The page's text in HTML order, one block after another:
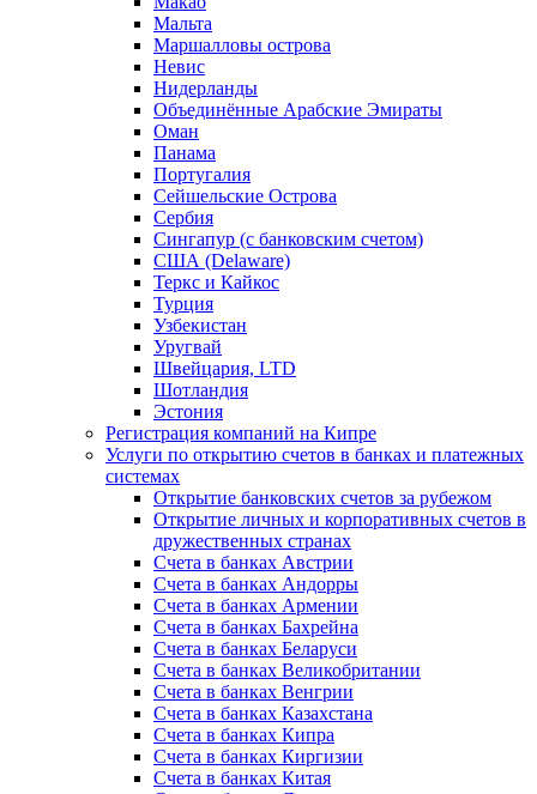
Мальта
Маршалловы острова
Нeвис
Нидерланды
Объединённые Арабские Эмираты
Оман
Панама
Португалия
Сейшельские Острова
Сербия
Сингапур (c банковским счетом)
США (Delaware)
Теркс и Кайкос
Турция
Узбекистан
Уругвай
Швейцария, LTD
Шотландия
Эстония
Регистрация компаний на Кипре
Услуги по открытию счетов в банках и платежных
системах
Открытие банковских счетов за рубежом
Открытие личных и корпоративных счетов в
дружественных странах
Счета в банках Австрии
Счета в банках Андорры
Счета в банках Армении
Счета в банках Бахрейна
Счета в банках Беларуси
Счета в банках Великобритании
Счета в банках Венгрии
Счета в банках Казахстана
Счета в банках Кипра
Счета в банках Киргизии
Счета в банках Китая